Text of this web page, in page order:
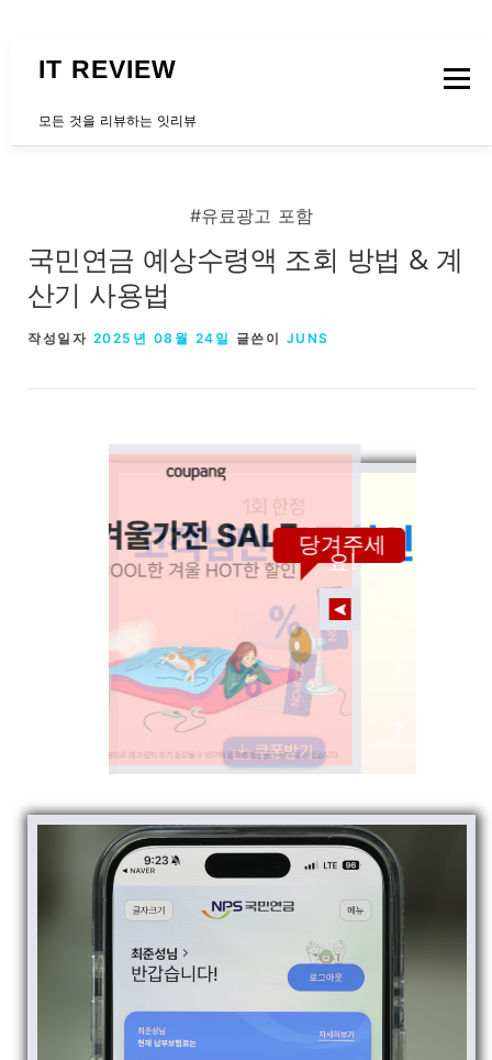
IT REVIEW
모든 것을 리뷰하는 잇리뷰
메뉴
#유료광고 포함
국민연금 예상수령액 조회 방법 & 계
산기 사용법
작성일자 2025년 08월 24일 글쓴이 JUNS
당겨주세
요!